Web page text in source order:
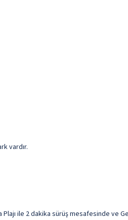
vardır.
ile 2 dakika sürüş mesafesinde ve